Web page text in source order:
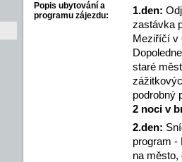
Popis ubytování a
programu zájezdu:
1.den:
zastávka
Meziříčí v
staré
podrobný
2 noci v
2.den:
program -
na